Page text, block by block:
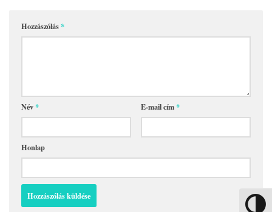
Nagy
Hozzászólás*
Név* E-mail cím*
Honlap